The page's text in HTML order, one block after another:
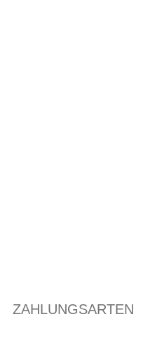
ZAHLUNGSARTEN